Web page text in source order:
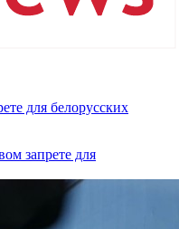
для белорусских
запрете для